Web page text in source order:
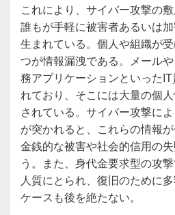
これにより、サイバー攻撃の
誰もが手軽に被害者あるいは
生まれている。個人や組織が
つが情報漏洩である。メール
務アプリケーションといった
れており、そこには大量の個
されている。サイバー攻撃に
が突かれると、これらの情報が
金銭的な被害や社会的信用の
う。また、身代金要求型の攻
人質にとられ、復旧のために
ケースも後を絶たない。